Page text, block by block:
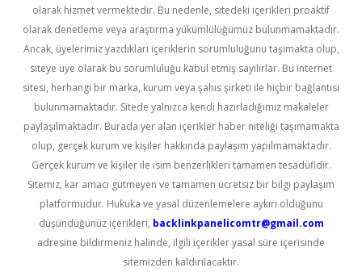
olarak hizmet vermektedir. Bu nedenle, sitedeki içerikleri proaktif
olarak denetleme veya araştırma yükümlülüğümüz bulunmamaktadır.
Ancak, üyelerimiz yazdıkları içeriklerin sorumluluğunu taşımakta olup,
siteye üye olarak bu sorumluluğu kabul etmiş sayılırlar. Bu internet
sitesi, herhangi bir marka, kurum veya şahıs şirketi ile hiçbir bağlantısı
bulunmamaktadır. Sitede yalnızca kendi hazırladığımız makaleler
paylaşılmaktadır. Burada yer alan içerikler haber niteliği taşımamakta
olup, gerçek kurum ve kişiler hakkında paylaşım yapılmamaktadır.
Gerçek kurum ve kişiler ile isim benzerlikleri tamamen tesadüfidir.
Sitemiz, kar amacı gütmeyen ve tamamen ücretsiz bir bilgi paylaşım
platformudur. Hukuka ve yasal düzenlemelere aykırı olduğunu
düşündüğünüz içerikleri, backlinkpanelicomtr@gmail.com
adresine bildirmeniz halinde, ilgili içerikler yasal süre içerisinde
sitemizden kaldırılacaktır.